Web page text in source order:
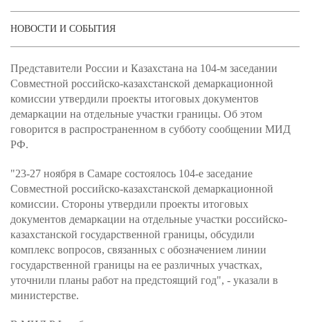
НОВОСТИ И СОБЫТИЯ
Представители России и Казахстана на 104-м заседании
Совместной российско-казахстанской демаркационной
комиссии утвердили проекты итоговых документов
демаркации на отдельные участки границы. Об этом
говорится в распространенном в субботу сообщении МИД
РФ.
"23-27 ноября в Самаре состоялось 104-е заседание
Совместной российско-казахстанской демаркационной
комиссии. Стороны утвердили проекты итоговых
документов демаркации на отдельные участки российско-
казахстанской государственной границы, обсудили
комплекс вопросов, связанных с обозначением линии
государственной границы на ее различных участках,
уточнили планы работ на предстоящий год", - указали в
министерстве.